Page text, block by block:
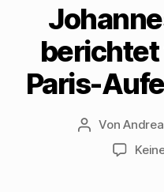
berichtet
Paris-
Beitragsautor
Von